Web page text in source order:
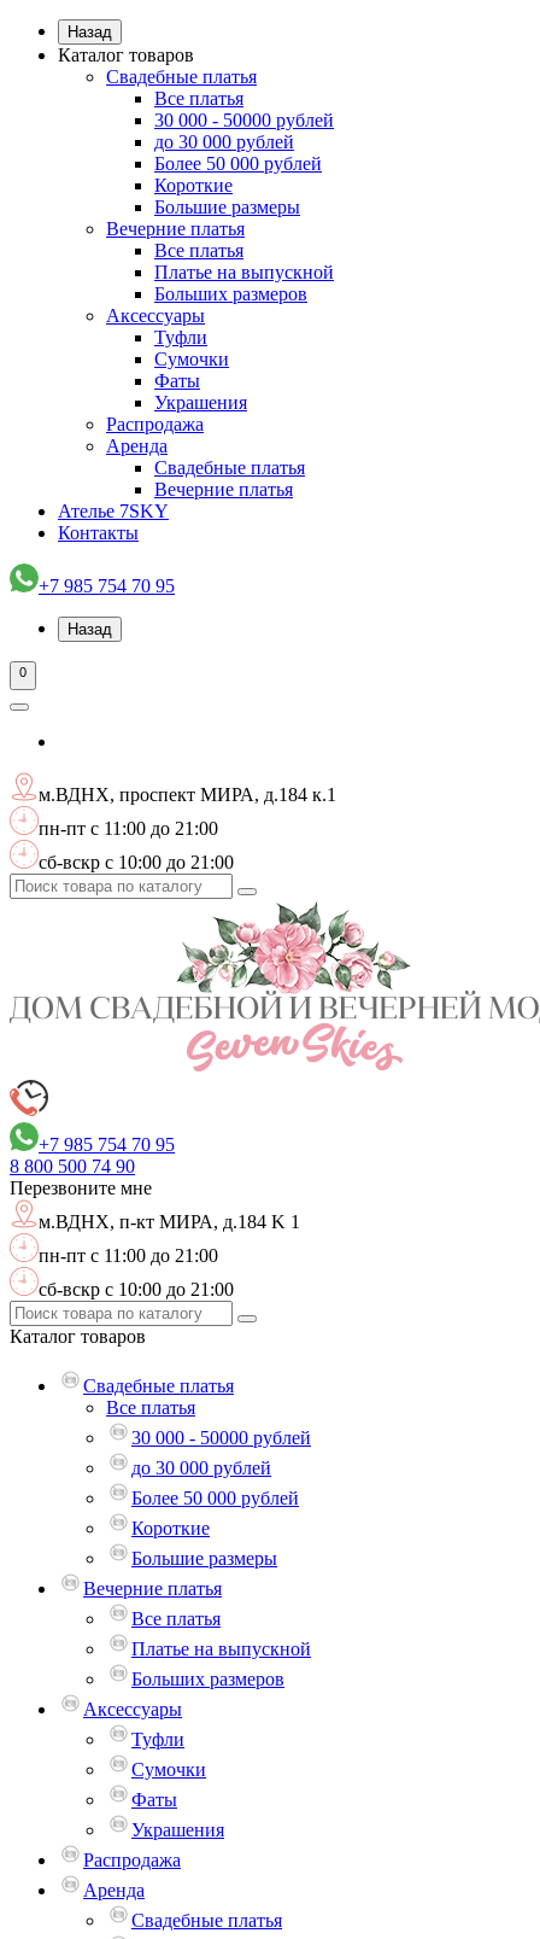
Назад
Каталог товаров
Свадебные платья
Все платья
30 000 - 50000 рублей
до 30 000 рублей
Более 50 000 рублей
Короткие
Большие размеры
Вечерние платья
Все платья
Платье на выпускной
Больших размеров
Аксессуары
Туфли
Сумочки
Фаты
Украшения
Распродажа
Аренда
Свадебные платья
Вечерние платья
Ателье 7SKY
Контакты
+7 985 754 70 95
Назад
0
м.ВДНХ, проспект МИРА, д.184 к.1
пн-пт с 11:00 до 21:00
сб-вскр с 10:00 до 21:00
+7 985 754 70 95
8 800 500 74 90
Перезвоните мне
м.ВДНХ, п-кт МИРА, д.184 K 1
пн-пт с 11:00 до 21:00
сб-вскр с 10:00 до 21:00
Каталог товаров
Свадебные платья
Все платья
30 000 - 50000 рублей
до 30 000 рублей
Более 50 000 рублей
Короткие
Большие размеры
Вечерние платья
Все платья
Платье на выпускной
Больших размеров
Аксессуары
Туфли
Сумочки
Фаты
Украшения
Распродажа
Аренда
Свадебные платья